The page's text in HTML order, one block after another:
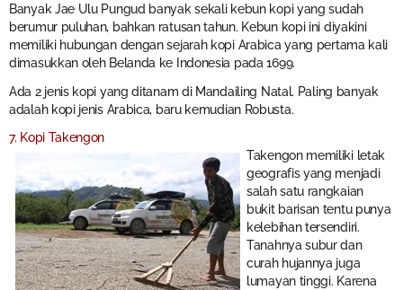
Banyak Jae Ulu Pungud banyak sekali kebun kopi yang sudah
berumur puluhan, bahkan ratusan tahun. Kebun kopi ini diyakini
memiliki hubungan dengan sejarah kopi Arabica yang pertama kali
dimasukkan oleh Belanda ke Indonesia pada 1699.
Ada 2 jenis kopi yang ditanam di Mandailing Natal. Paling banyak
adalah kopi jenis Arabica, baru kemudian Robusta.
7. Kopi Takengon
Takengon memiliki letak
geografis yang menjadi
salah satu rangkaian
bukit barisan tentu punya
kelebihan tersendiri.
Tanahnya subur dan
curah hujannya juga
lumayan tinggi. Karena